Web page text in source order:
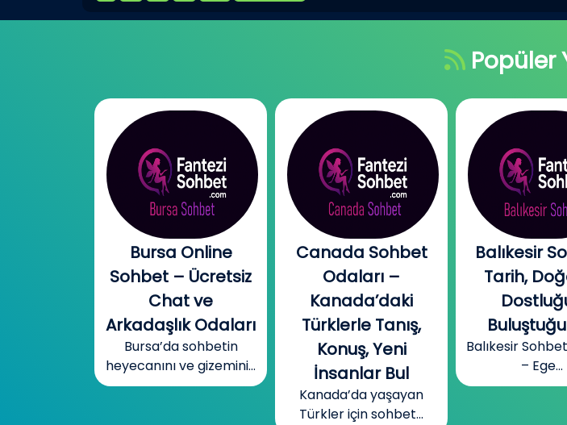
Popüler
Bursa Online
Sohbet – Ücretsiz
Chat ve
Arkadaşlık Odaları
Bursa’da sohbetin
heyecanını ve gizemini...
Canada Sohbet
Odaları –
Kanada’daki
Türklerle Tanış,
Konuş, Yeni
İnsanlar Bul
Kanada’da yaşayan
Türkler için sohbet...
Balıkesir
Tarih,
Balıkesir
– Ege...